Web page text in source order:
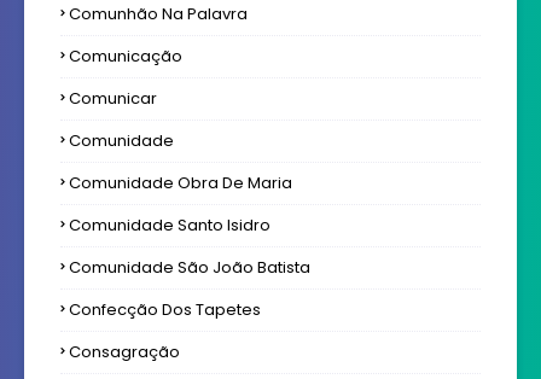
Comunhão Na Palavra
Comunicação
Comunicar
Comunidade
Comunidade Obra De Maria
Comunidade Santo Isidro
Comunidade São João Batista
Confecção Dos Tapetes
Consagração